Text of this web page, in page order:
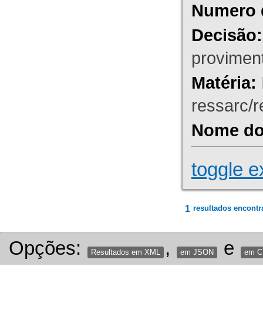
Numero
Decisão:
Matéria:
ressarc/
Nome
toggle
1 resultados
Opções: Resultados em XML , em JSON e em